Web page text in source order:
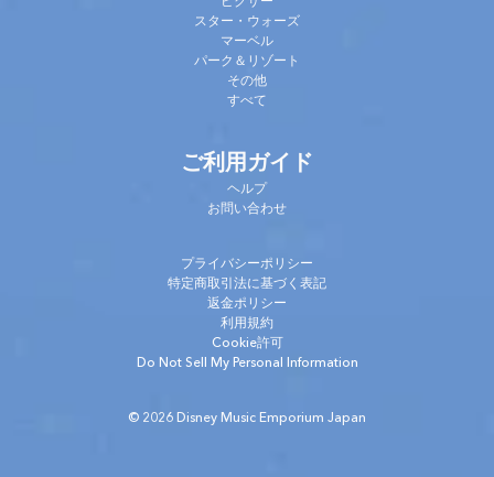
スター・ウォーズ
マーベル
パーク＆リゾート
その他
すべて
ご利用ガイド
ヘルプ
お問い合わせ
プライバシーポリシー
特定商取引法に基づく表記
返金ポリシー
利用規約
Cookie許可
Do Not Sell My Personal Information
© 2026 Disney Music Emporium Japan